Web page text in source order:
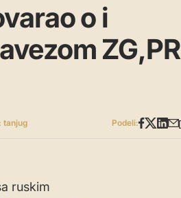
o i
ZG,PR
tanjug Podeli:
ruskim